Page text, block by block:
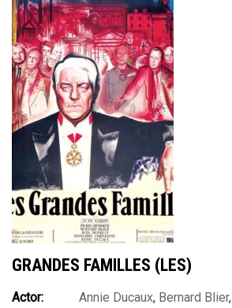
GRANDES FAMILLES (LES)
Actor: Annie Ducaux, Bernard Blier,